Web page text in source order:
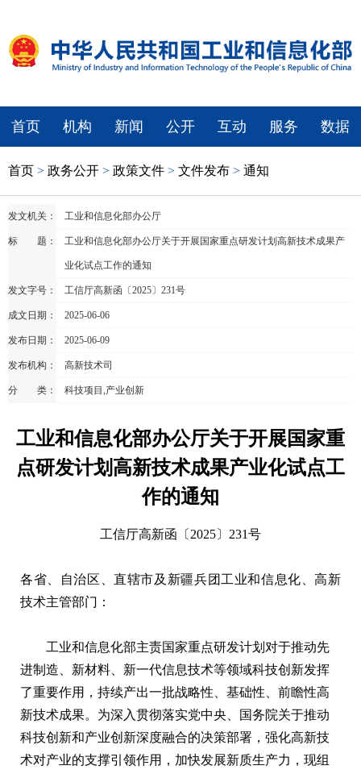
首页 机构 新闻 公开 互动 服务 数据
首页 > 政务公开 > 政策文件 > 文件发布 > 通知
发文机关： 工业和信息化部办公厅
标 题： 工业和信息化部办公厅关于开展国家重点研发计划高新技术成果产
业化试点工作的通知
发文字号： 工信厅高新函〔2025〕231号
成文日期： 2025-06-06
发布日期： 2025-06-09
发布机构： 高新技术司
分 类： 科技项目,产业创新
工业和信息化部办公厅关于开展国家重
点研发计划高新技术成果产业化试点工
作的通知
工信厅高新函〔2025〕231号
各省、自治区、直辖市及新疆兵团工业和信息化、高新
技术主管部门：
工业和信息化部主责国家重点研发计划对于推动先
进制造、新材料、新一代信息技术等领域科技创新发挥
了重要作用，持续产出一批战略性、基础性、前瞻性高
新技术成果。为深入贯彻落实党中央、国务院关于推动
科技创新和产业创新深度融合的决策部署，强化高新技
术对产业的支撑引领作用，加快发展新质生产力，现组